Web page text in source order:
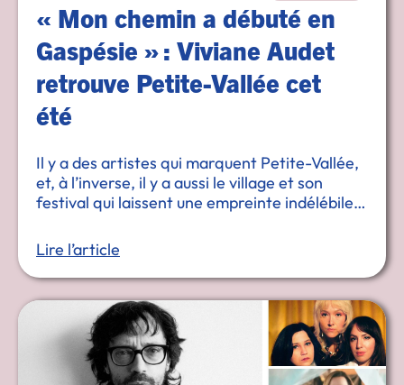
« Mon chemin a débuté en
Gaspésie » : Viviane Audet
retrouve Petite-Vallée cet
été
Il y a des artistes qui marquent Petite-Vallée,
et, à l’inverse, il y a aussi le village et son
festival qui laissent une empreinte indélébile,
fait partie …
Lire l’article